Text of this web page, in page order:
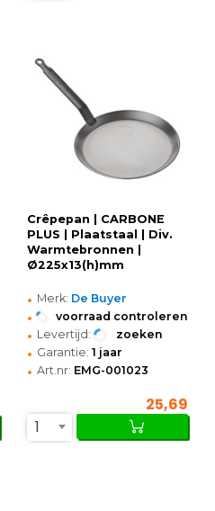
Crêpepan | CARBONE
PLUS | Plaatstaal | Div.
Warmtebronnen |
Ø225x13(h)mm
• Merk: De Buyer
• voorraad controleren
• Levertijd: zoeken
• Garantie: 1 jaar
• Art.nr: EMG-001023
25,69
1